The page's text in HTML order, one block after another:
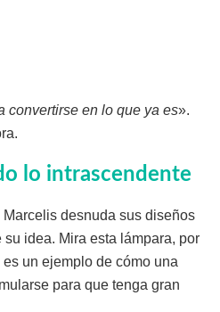
convertirse en lo que ya es».
lo intrascendente
desnuda sus diseños
idea. Mira esta lámpara, por
un ejemplo de cómo una
para que tenga gran